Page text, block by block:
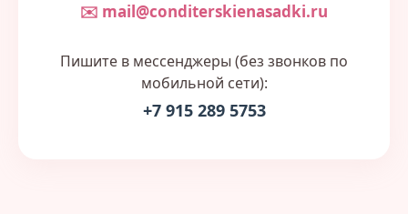
✉️ mail@conditerskienasadki.ru
Пишите в мессенджеры (без звонков по
мобильной сети):
+7 915 289 5753